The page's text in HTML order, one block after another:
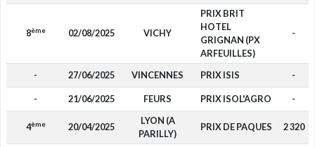
8ème 02/08/2025 VICHY
PRIX BRIT
HOTEL
GRIGNAN (PX
ARFEUILLES)
-
- 27/06/2025 VINCENNES PRIX ISIS -
- 21/06/2025 FEURS PRIX ISOL'AGRO -
4ème 20/04/2025
LYON (A
PARILLY)
PRIX DE PAQUES 2 320